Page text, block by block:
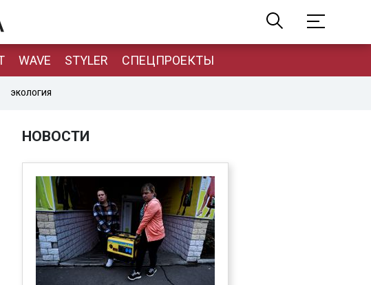
WAVE STYLER СПЕЦПРОЕКТЫ
ЭКОЛОГИЯ
НОВОСТИ